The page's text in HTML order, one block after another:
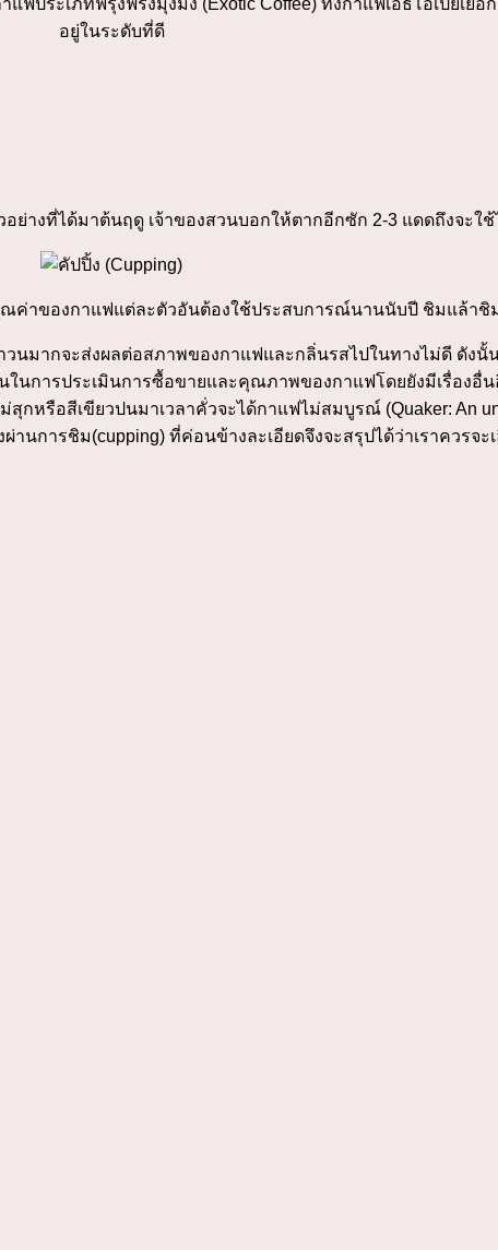
อยู่ในระดับที่ดี
อย่างที่ได้มาต้นฤดู เจ้าของสวนบอกให้ตากอีกซัก 2-3 แดดถึงจะใช้
ค่าของกาแฟแต่ละตัวอันต้องใช้ประสบการณ์นานนับปี ชิมแล้า
นมากจะส่งผลต่อสภาพของกาแฟและกลิ่นรสไปในทางไม่ดี ดัง
นการประเมินการซื้อขายและคุณภาพของกาแฟโดยยังมีเรื่อง
กหรือสีเขียวปนมาเวลาคั่วจะได้กาแฟไม่สมบูรณ์ (Quaker: An
นการชิม(cupping) ที่ค่อนข้างละเอียดจึงจะสรุปได้ว่าเราควรจ